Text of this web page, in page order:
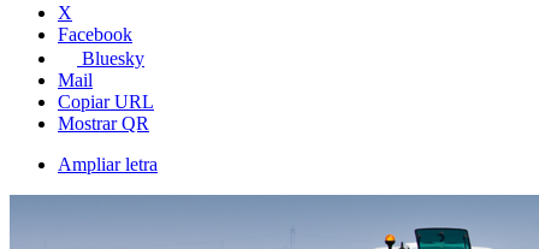
X
Facebook
Bluesky
Mail
Copiar URL
Mostrar QR
Ampliar letra